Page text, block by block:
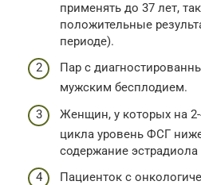
применять до 37 лет,
положительные
периоде).
Пар с
мужским бесплодием.
Женщин, у которых на
цикла уровень ФСГ
содержание
Пациенток с